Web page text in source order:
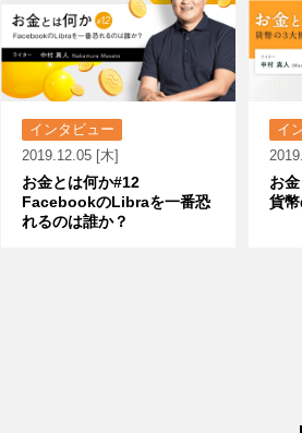
インタビュー
2019.12.05 [木]
お金とは何か#12
FacebookのLibraを一番恐
れるのは誰か？
イ
お
貨